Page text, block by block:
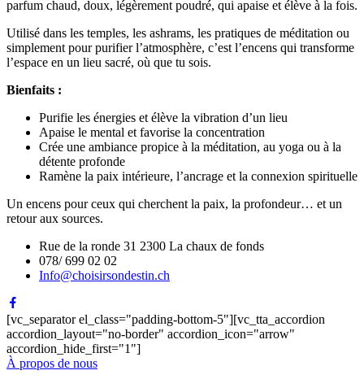
parfum chaud, doux, légèrement poudré, qui apaise et élève à la fois.
Utilisé dans les temples, les ashrams, les pratiques de méditation ou
simplement pour purifier l’atmosphère, c’est l’encens qui transforme
l’espace en un lieu sacré, où que tu sois.
Bienfaits :
Purifie les énergies et élève la vibration d’un lieu
Apaise le mental et favorise la concentration
Crée une ambiance propice à la méditation, au yoga ou à la
détente profonde
Ramène la paix intérieure, l’ancrage et la connexion spirituelle
Un encens pour ceux qui cherchent la paix, la profondeur… et un
retour aux sources.
Rue de la ronde 31 2300 La chaux de fonds
078/ 699 02 02
Info@choisirsondestin.ch
[vc_separator el_class="padding-bottom-5"][vc_tta_accordion
accordion_layout="no-border" accordion_icon="arrow"
accordion_hide_first="1"]
À propos de nous